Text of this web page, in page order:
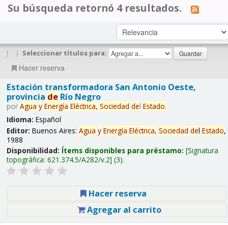
Su búsqueda retornó 4 resultados.
| | Seleccionar títulos para:
Hacer reserva
Estación transformadora San Antonio Oeste,
provincia deRío Negro
por Agua y Energía Eléctrica, Sociedad del Estado.
Idioma: Español
Editor: Buenos Aires: Agua y Energía Eléctrica, Sociedad del Estado,
1988
Disponibilidad: Ítems disponibles para préstamo: Signatura
topográfica: 621.374.5/A282/v.2 (3).
Hacer reserva
Agregar al carrito